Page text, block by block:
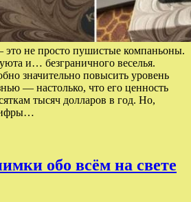
не просто пушистые компаньоны.
и… безграничного веселья.
значительно повысить уровень
— настолько, что его ценность
тысяч долларов в год. Но,
обо всём на свете